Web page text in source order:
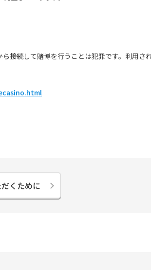
接続して賭博を行うことは犯罪です。利用さ
くために